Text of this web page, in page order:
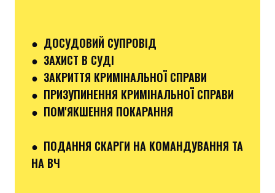
● ДОСУДОВИЙ СУПРОВІД
● ЗАХИСТ В СУДІ
● ЗАКРИТТЯ КРИМІНАЛЬНОЇ СПРАВИ
● ПРИЗУПИНЕННЯ КРИМІНАЛЬНОЇ СПРАВИ
● ПОМ'ЯКШЕННЯ ПОКАРАННЯ
● ПОДАННЯ СКАРГИ НА КОМАНДУВАННЯ ТА
НА ВЧ